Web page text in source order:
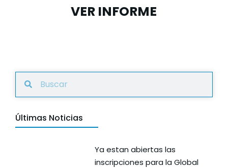
VER INFORME
Últimas Noticias
Ya estan abiertas las
inscripciones para la Global